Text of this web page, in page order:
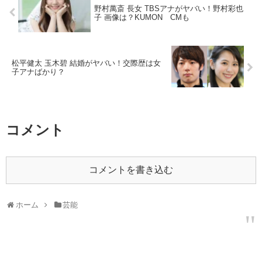
野村萬斎 長女 TBSアナがヤバい！野村彩也
子 画像は？KUMON CMも
松平健太 玉木碧 結婚がヤバい！交際歴は女
子アナばかり？
コメント
コメントを書き込む
ホーム 芸能